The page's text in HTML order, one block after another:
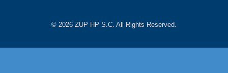
© 2026 ZUP HP S.C. All Rights Reserved.